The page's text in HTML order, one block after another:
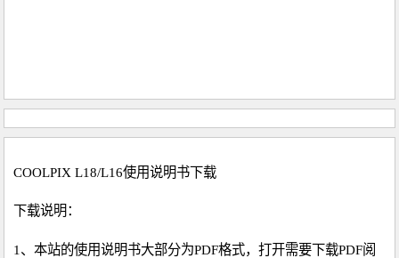
COOLPIX L18/L16使用说明书下载
下载说明：
1、本站的使用说明书大部分为PDF格式，打开需要下载PDF阅